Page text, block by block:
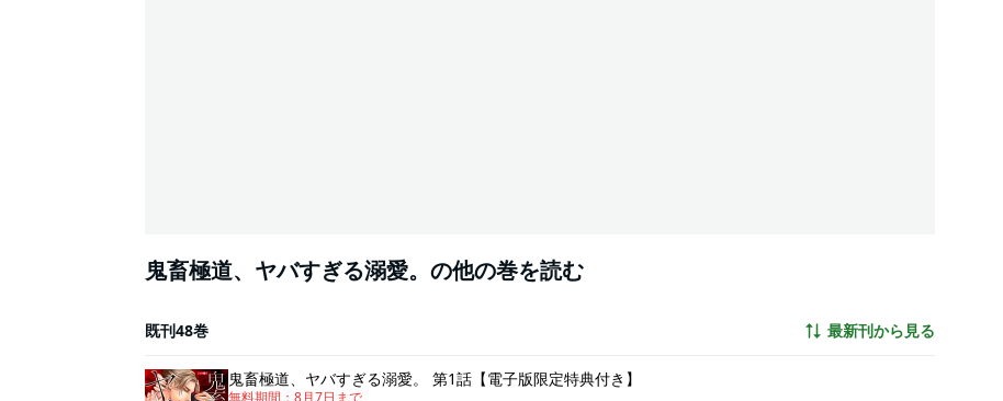
鬼畜極道、ヤバすぎる溺愛。の他の巻を読む
既刊48巻 最新刊から見る
鬼畜極道、ヤバすぎる溺愛。 第1話【電子版限定特典付き】
無料期間： 8月7日 まで